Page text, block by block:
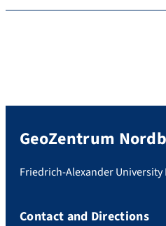
GeoZentrum
Friedrich-Alexander
Contact and Directions